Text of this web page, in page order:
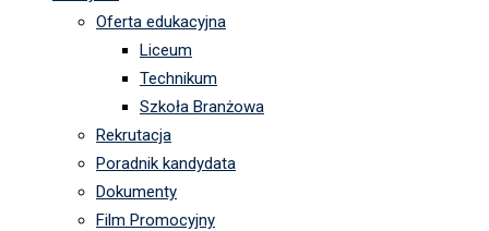
Oferta edukacyjna
Liceum
Technikum
Szkoła Branżowa
Rekrutacja
Poradnik kandydata
Dokumenty
Film Promocyjny